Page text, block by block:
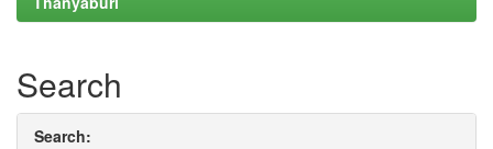
Search
Search: